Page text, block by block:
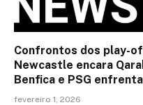
Confrontos dos play-
Newcastle encara
Benfica e PSG
fevereiro 1, 2026